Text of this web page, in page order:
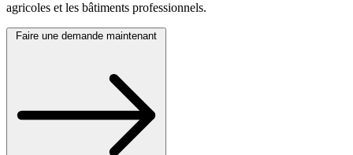
agricoles et les bâtiments professionnels.
Faire une demande maintenant